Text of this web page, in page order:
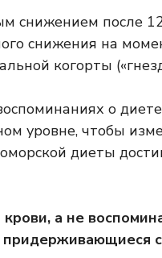
снижением после
снижения на
когорты
о
уровне, чтобы
диеты
а не
придерживающиеся